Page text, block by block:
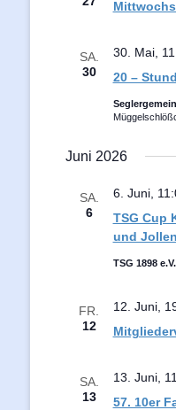
SA.
30
20 –
30. Mai,
Juni 2026
SA.
6
TSG Cup
und
6. Juni,
TSG 1898 e.V.
FR.
12
12. Juni,
SA.
13
57. 10er
13. Juni,